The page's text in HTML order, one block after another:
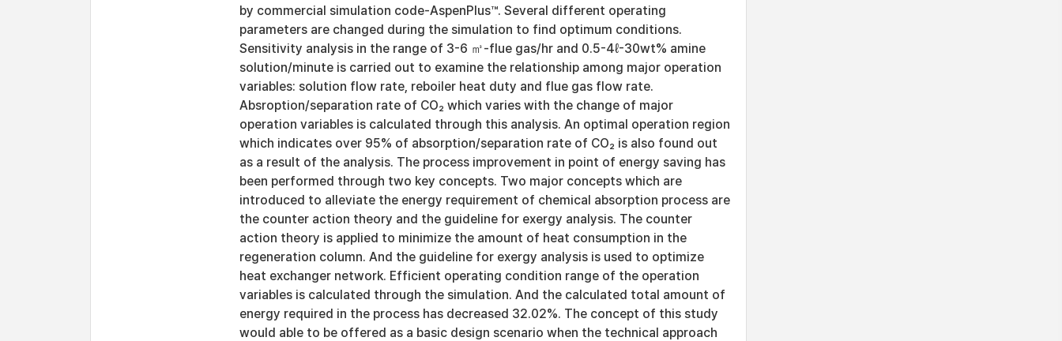
by commercial simulation code-AspenPlus™. Several different operating
parameters are changed during the simulation to find optimum conditions.
Sensitivity analysis in the range of 3-6 ㎥-flue gas/hr and 0.5-4ℓ-30wt% amine
solution/minute is carried out to examine the relationship among major operation
variables: solution flow rate, reboiler heat duty and flue gas flow rate.
Absroption/separation rate of CO₂ which varies with the change of major
operation variables is calculated through this analysis. An optimal operation region
which indicates over 95% of absorption/separation rate of CO₂ is also found out
as a result of the analysis. The process improvement in point of energy saving has
been performed through two key concepts. Two major concepts which are
introduced to alleviate the energy requirement of chemical absorption process are
the counter action theory and the guideline for exergy analysis. The counter
action theory is applied to minimize the amount of heat consumption in the
regeneration column. And the guideline for exergy analysis is used to optimize
heat exchanger network. Efficient operating condition range of the operation
variables is calculated through the simulation. And the calculated total amount of
energy required in the process has decreased 32.02%. The concept of this study
would able to be offered as a basic design scenario when the technical approach